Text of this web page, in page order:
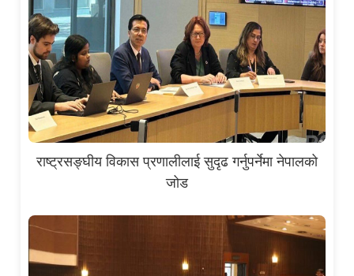
राष्ट्रसङ्घीय विकास प्रणालीलाई सुदृढ गर्नुपर्नेमा नेपालको
जोड